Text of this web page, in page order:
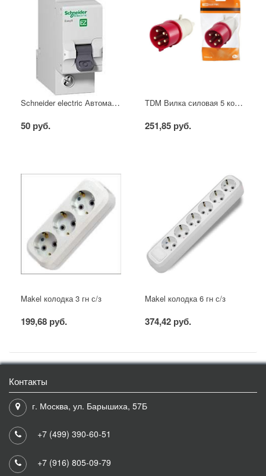
Schneider electric Автоматический выключатель 1/40А
50 руб.
TDM Вилка силовая 5 контактов 16А 380В IP44
251,85 руб.
Makel колодка 3 гн с/з
199,68 руб.
Makel колодка 6 гн с/з
374,42 руб.
Контакты
г. Москва, ул. Барышиха, 57Б
+7 (499) 390-60-51
+7 (916) 805-09-79